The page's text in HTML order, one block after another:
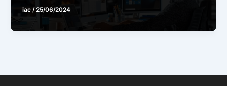
iac /25/06/2024